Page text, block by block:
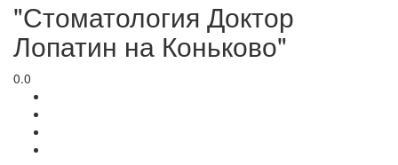
"Стоматология Доктор
Лопатин на Коньково"
0.0